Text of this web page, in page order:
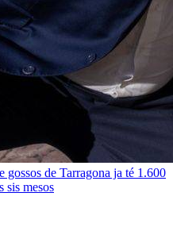
de Tarragona ja té 1.600
sis mesos